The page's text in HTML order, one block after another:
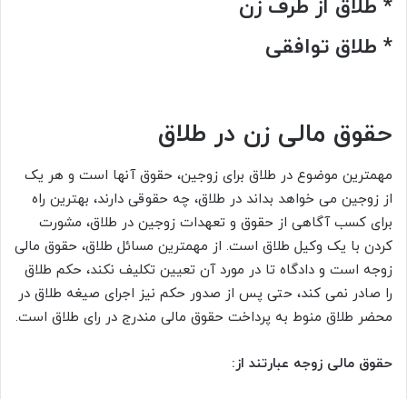
* طلاق از طرف زن
* طلاق توافقی
حقوق مالی زن در طلاق
مهمترین موضوع در طلاق برای زوجین، حقوق آنها است و هر یک
از زوجین می خواهد بداند در طلاق، چه حقوقی دارند، بهترین راه
برای کسب آگاهی از حقوق و تعهدات زوجین در طلاق، مشورت
کردن با یک وکیل طلاق است. از مهمترین مسائل طلاق، حقوق مالی
زوجه است و دادگاه تا در مورد آن تعیین تکلیف نکند، حکم طلاق
را صادر نمی کند، حتی پس از صدور حکم نیز اجرای صیغه طلاق در
محضر طلاق منوط به پرداخت حقوق مالی مندرج در رای طلاق است.
حقوق مالی زوجه عبارتند از: